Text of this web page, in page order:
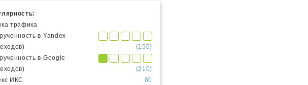
трафика
в Yandex
(150)
в Google
(210)
ИКС
80